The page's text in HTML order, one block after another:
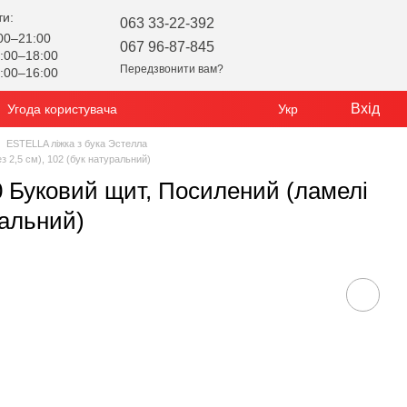
063 33-22-392
067 96-87-845
Передзвонити вам?
Угода користувача Укр Вхід
ESTELLA ліжка з бука Эстелла
2,5 см), 102 (бук натуральний)
Буковий щит, Посилений (ламелі